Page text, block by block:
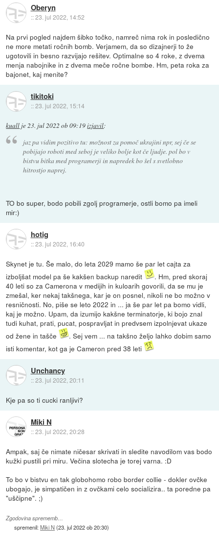
Oberyn
::23. jul 2022, 14:52
Na prvi pogled najdem šibko točko, namreč nima rok in posledično
ne more metati ročnih bomb. Verjamem, da so dizajnerji to že
ugotovili in besno razvijajo rešitev. Optimalne so 4 roke, z dvema
menja nabojnike in z dvema meče ročne bombe. Hm, peta roka za
bajonet, kaj menite?
tikitoki
::23. jul 2022, 15:14
kuall je23. jul 2022 ob 09:19izjavil:
jaz pa vidim pozitivo tu: možnost za pomoč ukrajini npr, sej če se
pobijajo roboti med seboj je veliko bolje kot če ljudje. pol bo v
bistvu bitka med programerji in napredek bo šel s svetlobno
hitrostjo naprej.
TO bo super, bodo pobili zgolj programerje, ostli bomo pa imeli
mir:)
hotig
::23. jul 2022, 16:40
Skynet je tu. Še malo, do leta 2029 mamo še par let cajta za
izboljšat model pa še kakšen backup naredit
. Hm, pred skoraj
40 leti so za Camerona v medijih in kuloarih govorili, da se mu je
zmešal, ker nekaj takšnega, kar je on posnel, nikoli ne bo možno v
resničnosti. No, piše se leto 2022 in ... ja še par let pa bomo vidli,
kaj je možno. Upam, da izumijo kakšne terminatorje, ki bojo znal
tudi kuhat, prati, pucat, pospravljat in predvsem izpolnjevat ukaze
od žene in tašče
. Sej vem ... na takšno željo lahko dobim samo
isti komentar, kot ga je Cameron pred 38 leti
Unchancy
::23. jul 2022, 20:11
Kje pa so ti cucki ranljivi?
Miki N
::23. jul 2022, 20:28
Ampak, saj če nimate ničesar skrivati in sledite navodilom vas bodo
kužki pustili pri miru. Večina slotecha je torej varna. :D
To bo v bistvu en tak globohomo robo border collie - dokler ovčke
ubogajo, je simpatičen in z ovčkami celo socializira.. ta poredne pa
"uščipne". ;)
Zgodovina sprememb…
spremenil:Miki N(23. jul 2022 ob 20:30)